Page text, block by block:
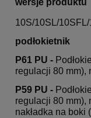
10S/10SL/
podłokietnik
P61 PU -
regulacji 80 mm),
P59 PU -
regulacji 80 mm),
nakładka na boki